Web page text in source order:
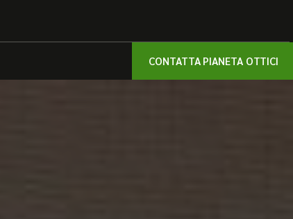
CONTATTA PIANETA OTTICI